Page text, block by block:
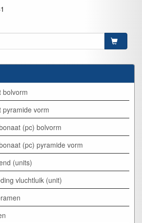
bolvorm
pyramide vorm
(pc) bolvorm
(pc) pyramide vorm
(units)
vluchtluik (unit)